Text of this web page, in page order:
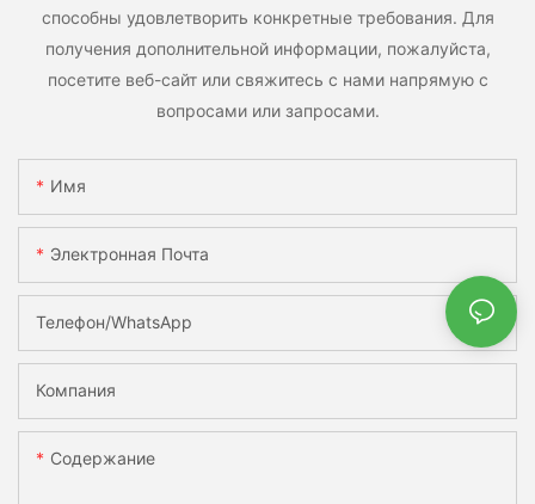
способны удовлетворить конкретные требования. Для
получения дополнительной информации, пожалуйста,
посетите веб-сайт или свяжитесь с нами напрямую с
вопросами или запросами.
Имя
Электронная Почта
Телефон/WhatsApp
Компания
Содержание